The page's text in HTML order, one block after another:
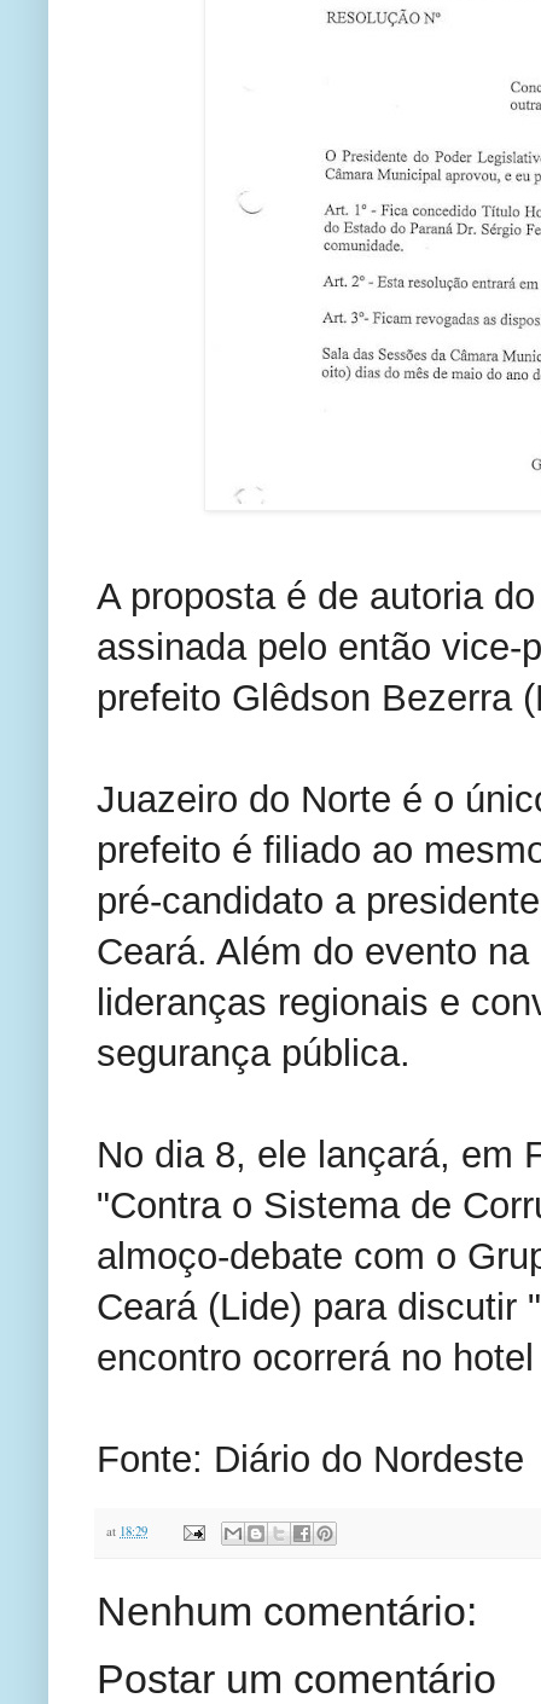
A proposta é de autoria
assinada pelo então vice-
prefeito Glêdson Bezerra
Juazeiro do Norte é o
prefeito é filiado ao
pré-candidato a
Ceará. Além do evento
lideranças regionais e
segurança pública.
No dia 8, ele lançará, em
"Contra o Sistema de
almoço-debate com o
Ceará (Lide) para discutir
encontro ocorrerá no
Fonte: Diário do Nordeste
at 18:29
Nenhum comentário:
Postar um comentário